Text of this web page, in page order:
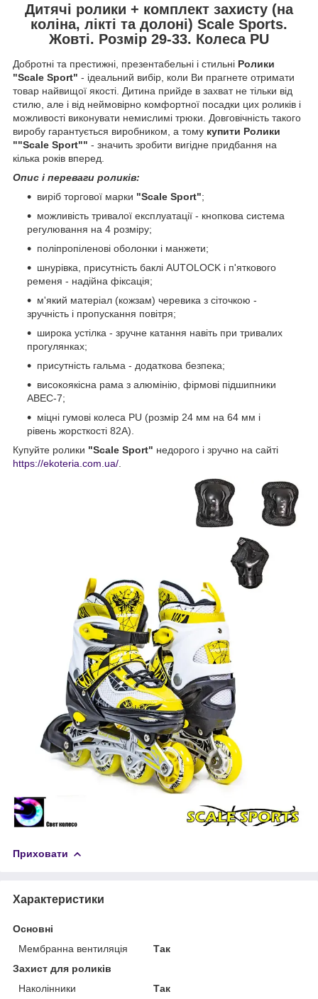
Дитячі ролики + комплект захисту (на
коліна, лікті та долоні) Scale Sports.
Жовті. Розмір 29-33. Колеса PU
Добротні та престижні, презентабельні і стильні Ролики
"Scale Sport" - ідеальний вибір, коли Ви прагнете отримати
товар найвищої якості. Дитина прийде в захват не тільки від
стилю, але і від неймовірно комфортної посадки цих роликів і
можливості виконувати немислимі трюки. Довговічність такого
виробу гарантується виробником, а тому купити Ролики
""Scale Sport"" - значить зробити вигідне придбання на
кілька років вперед.
Опис і переваги роликів:
виріб торгової марки "Scale Sport";
можливість тривалої експлуатації - кнопкова система
регулювання на 4 розміру;
поліпропіленові оболонки і манжети;
шнурівка, присутність баклі AUTОLOCK і п'яткового
ременя - надійна фіксація;
м'який матеріал (кожзам) черевика з сіточкою -
зручність і пропускання повітря;
широка устілка - зручне катання навіть при тривалих
прогулянках;
присутність гальма - додаткова безпека;
високоякісна рама з алюмінію, фірмові підшипники
ABEC-7;
міцні гумові колеса PU (розмір 24 мм на 64 мм і
рівень жорсткості 82А).
Купуйте ролики "Scale Sport" недорого і зручно на сайті
https://ekoteria.com.ua/.
Приховати
Характеристики
Основні
Мембранна вентиляція
Так
Захист для роликів
Наколінники
Так